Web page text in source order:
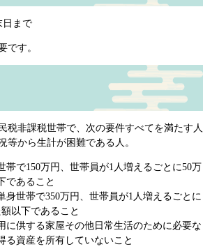
まで
す。
税非課税世帯で、次の要件すべてを満たす人
等から生計が困難である人。
帯で150万円、世帯員が1人増えるごとに50万
であること
身世帯で350万円、世帯員が1人増えるごとに
以下であること
に供する家屋その他日常生活のために必要な
る資産を所有していないこと